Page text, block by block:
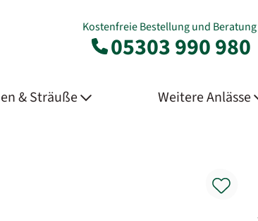
Kostenfreie Bestellung und Beratung
05303 990 980
& Sträuße Weitere Anlässe